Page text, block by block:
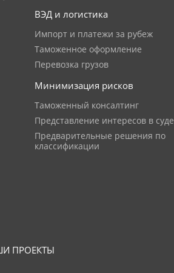
ВЭД и логистика
Импорт и платежи за рубеж
Таможенное оформление
Перевозка грузов
Минимизация рисков
Таможенный консалтинг
Представление интересов в суде
Предварительные решения по
классификации
ПРОЕКТЫ